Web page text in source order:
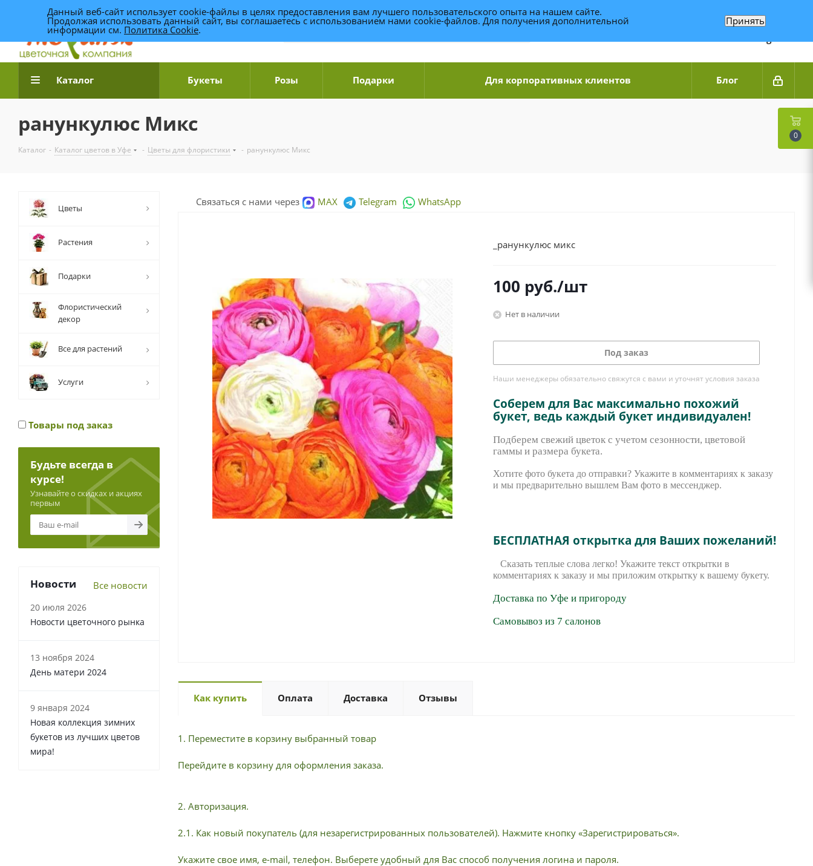
Доставка цветов по Уфе +7 (989) 95-14-014
Связаться по WhatsApp
Каталог Букеты Розы Подарки Для корпоративных клиентов Блог
ранункулюс Микс
Каталог - Каталог цветов в Уфе - Цветы для флористики - ранункулюс Микс
Связаться с нами через MAX Telegram WhatsApp
_ранункулюс микс
100 руб./шт
Нет в наличии
Под заказ
Наши менеджеры обязательно свяжутся с вами и уточнят условия заказа
Соберем для Вас максимально похожий
букет, ведь каждый букет индивидуален!
Подберем свежий цветок с учетом сезонности, цветовой
гаммы и размера букета.
Хотите фото букета до отправки? Укажите в комментариях к заказу
и мы предварительно вышлем Вам фото в мессенджер.
БЕСПЛАТНАЯ открытка для Ваших пожеланий!
Сказать теплые слова легко! Укажите текст открытки в
комментариях к заказу и мы приложим открытку к вашему букету.
Доставка по Уфе и пригороду
Самовывоз из 7 салонов
Как купить Оплата Доставка Отзывы
1. Переместите в корзину выбранный товар
Перейдите в корзину для оформления заказа.
2. Авторизация.
2.1. Как новый покупатель (для незарегистрированных пользователей). Нажмите кнопку «Зарегистрироваться».
Укажите свое имя, e-mail, телефон. Выберете удобный для Вас способ получения логина и пароля.
Цветы
Растения
Подарки
Флористический
декор
Все для растений
Услуги
Товары под заказ
Будьте всегда в
курсе!
Узнавайте о скидках и акциях
первым
Новости Все новости
20 июля 2026
Новости цветочного рынка
13 ноября 2024
День матери 2024
9 января 2024
Новая коллекция зимних
букетов из лучших цветов
мира!
0
Данный веб-сайт использует cookie-файлы в целях предоставления вам лучшего пользовательского опыта на нашем сайте.
Продолжая использовать данный сайт, вы соглашаетесь с использованием нами cookie-файлов. Для получения дополнительной
информации см. Политика Cookie.
Принять